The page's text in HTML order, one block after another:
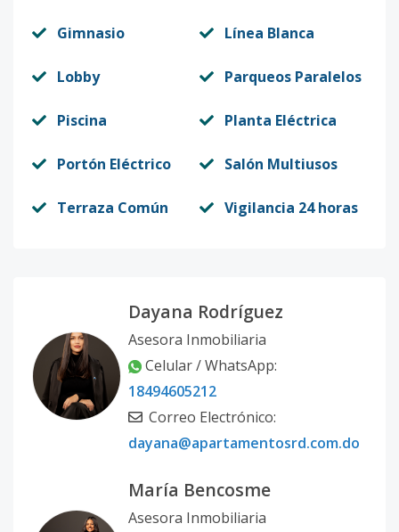
Gimnasio Línea Blanca
Lobby Parqueos Paralelos
Piscina Planta Eléctrica
Portón Eléctrico Salón Multiusos
Terraza Común Vigilancia 24 horas
Dayana Rodríguez
Asesora Inmobiliaria
Celular / WhatsApp:
18494605212
Correo Electrónico:
dayana@apartamentosrd.com.do
María Bencosme
Asesora Inmobiliaria